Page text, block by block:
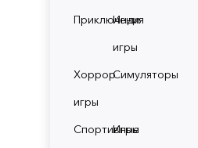
Приключения
Инди
игры
Хоррор
игры
Симуляторы
Спортивные
Игры